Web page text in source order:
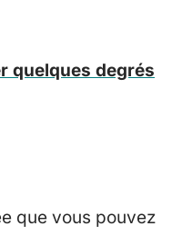
quelques degrés
que vous pouvez